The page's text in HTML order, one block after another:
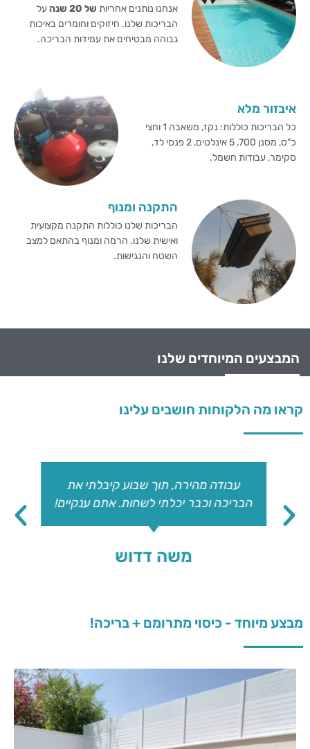
אנחנו נותנים אחריות של 20 שנה
על
הבריכות שלנו. חיזוקים וחומרים באיכות
גבוהה מבטיחים את עמידות הבריכה.
איבזור מלא
כל הבריכות כוללות: נקז, משאבה 1 וחצי
כ"ס, מסנן 700, 5 אינלטים, 2 פנסי לד,
סקימר, עבודות חשמל.
התקנה ומנוף
הבריכות שלנו כוללות התקנה מקצועית
ואישית שלנו. הרמה ומנוף בהתאם למצב
השטח והנגישות.
המבצעים המיוחדים שלנו
קראו מה הלקוחות חושבים עלינו
עבודה מהירה, תוך שבוע קיבלתי את
הבריכה וכבר יכלתי לשחות. אתם ענקיים!
משה דדוש
מבצע מיוחד - כיסוי מתרומם + בריכה!